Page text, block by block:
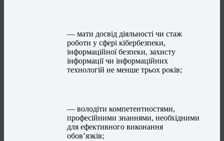
— мати досвід діяльності чи стаж
роботи у сфері кібербезпеки,
інформаційної безпеки, захисту
інформації чи інформаційних
технологій не менше трьох років;
— володіти компетентностями,
професійними знаннями, необхідними
для ефективного виконання
обов’язків;